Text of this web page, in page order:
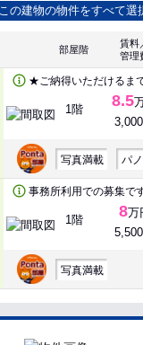
この建物の物件をすべて選
部屋階
賃料
管理
★ご納得いただけるま
1階 8.5
写真満載 パ
事務所利用での募集です
1階 8万
写真満載